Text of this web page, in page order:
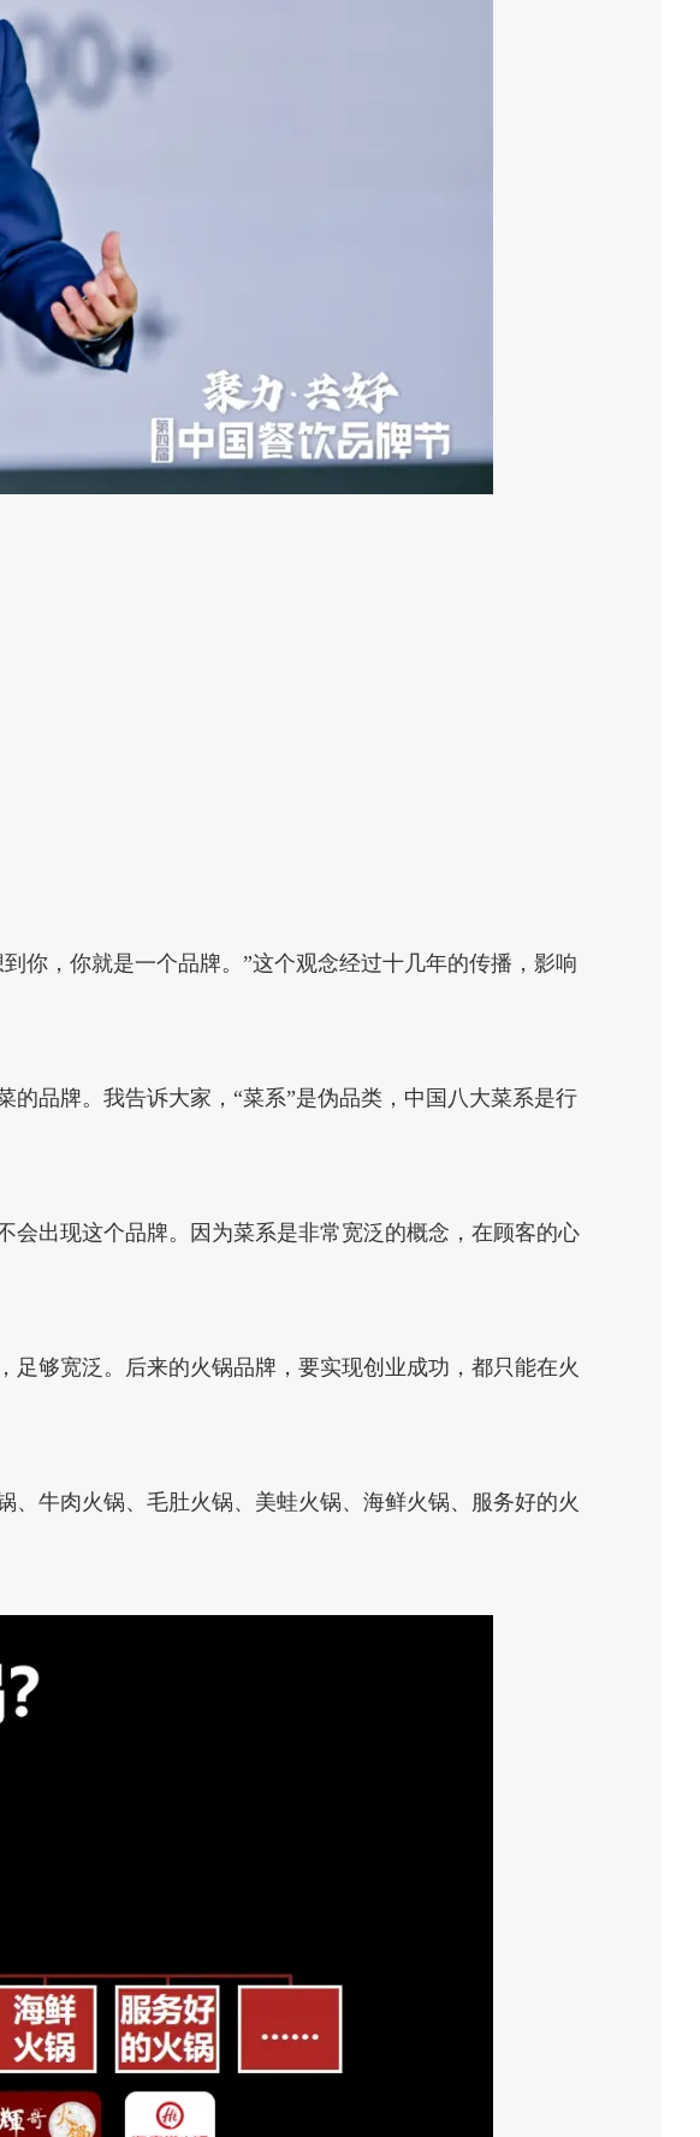
你，你就是一个品牌。”这个观念经过十几年的传播，影响
品牌。我告诉大家，“菜系”是伪品类，中国八大菜系是行
出现这个品牌。因为菜系是非常宽泛的概念，在顾客的心
够宽泛。后来的火锅品牌，要实现创业成功，都只能在火
牛肉火锅、毛肚火锅、美蛙火锅、海鲜火锅、服务好的火